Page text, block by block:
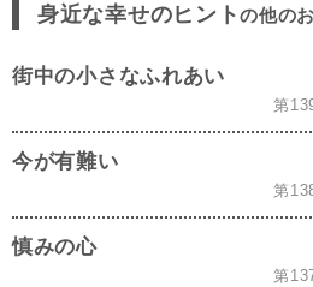
身近な幸せのヒントの他の
街中の小さなふれあい
第
今が有難い
第
慎みの心
第